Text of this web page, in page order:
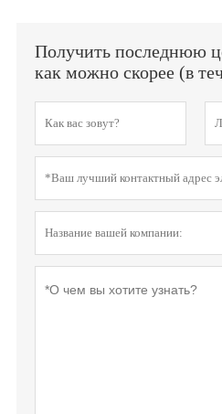
Получить последнюю
как можно скорее (в